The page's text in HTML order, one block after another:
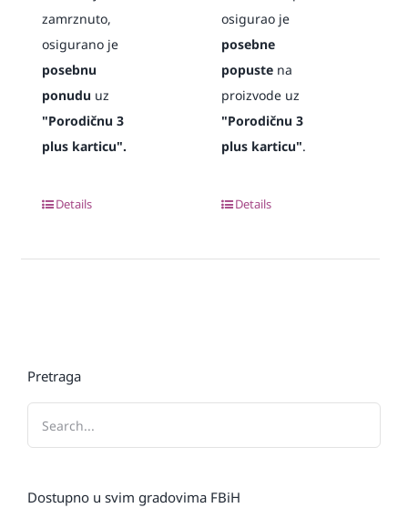
zamrznuto,
osigurano je
posebnu
ponudu uz
"Porodičnu 3
plus karticu".
Details
osigurao je
posebne
popuste na
proizvode uz
"Porodičnu 3
plus karticu".
Details
Pretraga
Dostupno u svim gradovima FBiH